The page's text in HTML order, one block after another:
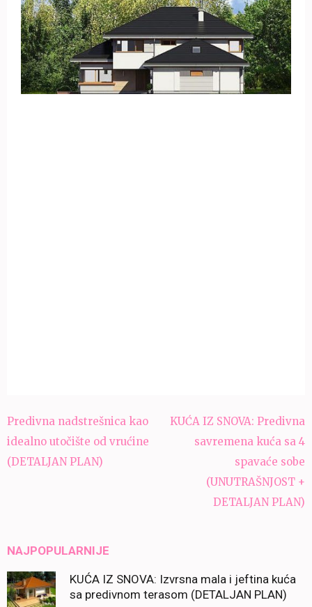
Navigacija
članaka
Predivna nadstrešnica kao
idealno utočište od vrućine
(DETALJAN PLAN)
KUĆA IZ SNOVA: Predivna
savremena kuća sa 4
spavaće sobe
(UNUTRAŠNJOST +
DETALJAN PLAN)
NAJPOPULARNIJE
KUĆA IZ SNOVA: Izvrsna mala i jeftina kuća
sa predivnom terasom (DETALJAN PLAN)